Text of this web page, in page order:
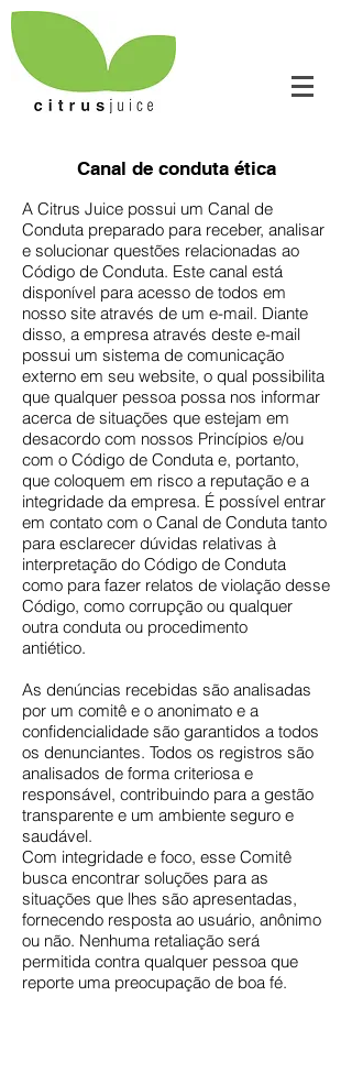
Canal de conduta ética
A Citrus Juice possui um Canal de
Conduta preparado para receber, analisar
e solucionar questões relacionadas ao
Código de Conduta. Este canal está
disponível para acesso de todos em
nosso site através de um e-mail. Diante
disso, a empresa através deste e-mail
possui um sistema de comunicação
externo em seu website, o qual possibilita
que qualquer pessoa possa nos informar
acerca de situações que estejam em
desacordo com nossos Princípios e/ou
com o Código de Conduta e, portanto,
que coloquem em risco a reputação e a
integridade da empresa. É possível entrar
em contato com o Canal de Conduta tanto
para esclarecer dúvidas relativas à
interpretação do Código de Conduta
como para fazer relatos de violação desse
Código, como corrupção ou qualquer
outra conduta ou procedimento
antiético.
As denúncias recebidas são analisadas
por um comitê e o anonimato e a
confidencialidade são garantidos a todos
os denunciantes. Todos os registros são
analisados de forma criteriosa e
responsável, contribuindo para a gestão
transparente e um ambiente seguro e
saudável.
Com integridade e foco, esse Comitê
busca encontrar soluções para as
situações que lhes são apresentadas,
fornecendo resposta ao usuário, anônimo
ou não. Nenhuma retaliação será
permitida contra qualquer pessoa que
reporte uma preocupação de boa fé.